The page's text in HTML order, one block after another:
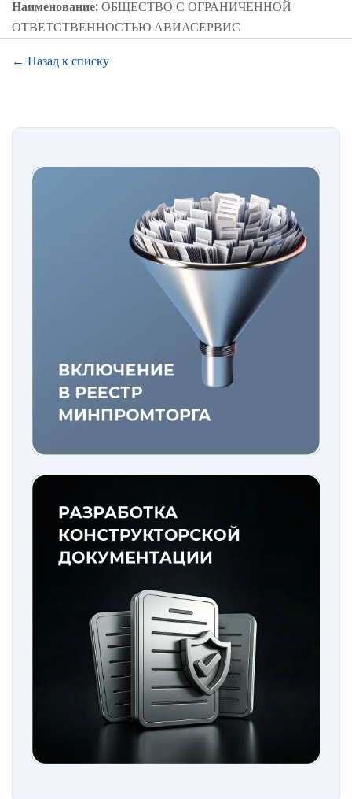
Наименование:ОБЩЕСТВО С ОГРАНИЧЕННОЙ
ОТВЕТСТВЕННОСТЬЮ АВИАСЕРВИС
← Назад к списку